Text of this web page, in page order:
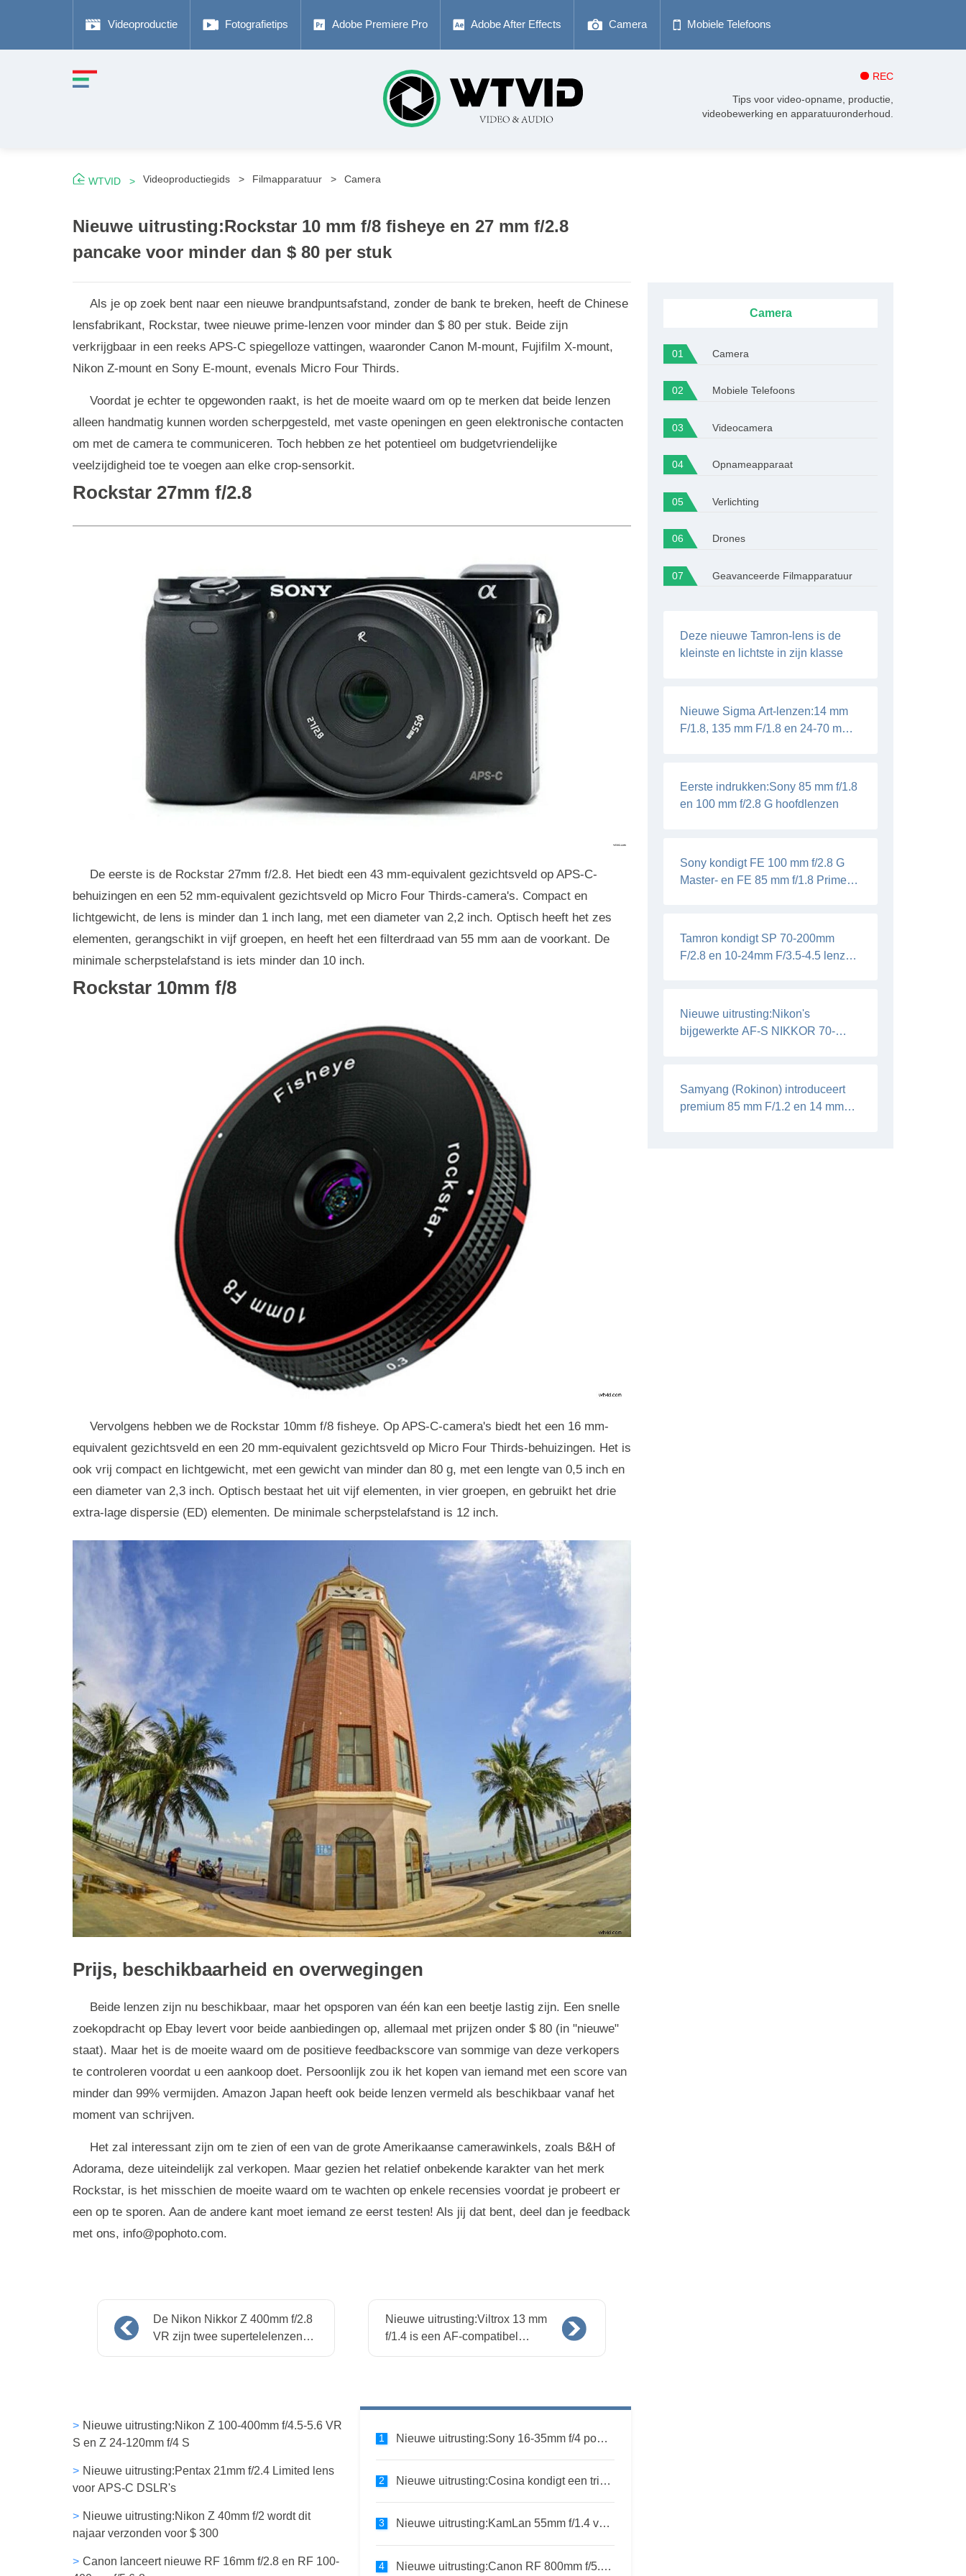
Videoproductie Fotografietips Adobe Premiere Pro Adobe After Effects Camera Mobiele Telefoons
REC
Tips voor video-opname, productie,
videobewerking en apparatuuronderhoud.
WTVID Videoproductiegids Filmapparatuur Camera
Nieuwe uitrusting:Rockstar 10 mm f/8 fisheye en 27 mm f/2.8
pancake voor minder dan $ 80 per stuk
Als je op zoek bent naar een nieuwe brandpuntsafstand, zonder de bank te breken, heeft de Chinese
lensfabrikant, Rockstar, twee nieuwe prime-lenzen voor minder dan $ 80 per stuk. Beide zijn
verkrijgbaar in een reeks APS-C spiegelloze vattingen, waaronder Canon M-mount, Fujifilm X-mount,
Nikon Z-mount en Sony E-mount, evenals Micro Four Thirds.
Voordat je echter te opgewonden raakt, is het de moeite waard om op te merken dat beide lenzen
alleen handmatig kunnen worden scherpgesteld, met vaste openingen en geen elektronische contacten
om met de camera te communiceren. Toch hebben ze het potentieel om budgetvriendelijke
veelzijdigheid toe te voegen aan elke crop-sensorkit.
Rockstar 27mm f/2.8
De eerste is de Rockstar 27mm f/2.8. Het biedt een 43 mm-equivalent gezichtsveld op APS-C-
behuizingen en een 52 mm-equivalent gezichtsveld op Micro Four Thirds-camera's. Compact en
lichtgewicht, de lens is minder dan 1 inch lang, met een diameter van 2,2 inch. Optisch heeft het zes
elementen, gerangschikt in vijf groepen, en heeft het een filterdraad van 55 mm aan de voorkant. De
minimale scherpstelafstand is iets minder dan 10 inch.
Rockstar 10mm f/8
Vervolgens hebben we de Rockstar 10mm f/8 fisheye. Op APS-C-camera's biedt het een 16 mm-
equivalent gezichtsveld en een 20 mm-equivalent gezichtsveld op Micro Four Thirds-behuizingen. Het is
ook vrij compact en lichtgewicht, met een gewicht van minder dan 80 g, met een lengte van 0,5 inch en
een diameter van 2,3 inch. Optisch bestaat het uit vijf elementen, in vier groepen, en gebruikt het drie
extra-lage dispersie (ED) elementen. De minimale scherpstelafstand is 12 inch.
Prijs, beschikbaarheid en overwegingen
Beide lenzen zijn nu beschikbaar, maar het opsporen van één kan een beetje lastig zijn. Een snelle
zoekopdracht op Ebay levert voor beide aanbiedingen op, allemaal met prijzen onder $ 80 (in "nieuwe"
staat). Maar het is de moeite waard om de positieve feedbackscore van sommige van deze verkopers
te controleren voordat u een aankoop doet. Persoonlijk zou ik het kopen van iemand met een score van
minder dan 99% vermijden. Amazon Japan heeft ook beide lenzen vermeld als beschikbaar vanaf het
moment van schrijven.
Het zal interessant zijn om te zien of een van de grote Amerikaanse camerawinkels, zoals B&H of
Adorama, deze uiteindelijk zal verkopen. Maar gezien het relatief onbekende karakter van het merk
Rockstar, is het misschien de moeite waard om te wachten op enkele recensies voordat je probeert er
een op te sporen. Aan de andere kant moet iemand ze eerst testen! Als jij dat bent, deel dan je feedback
met ons, info@pophoto.com.
De Nikon Nikkor Z 400mm f/2.8
VR zijn twee supertelelenzen in
één
Nieuwe uitrusting:Viltrox 13 mm
f/1.4 is een AF-compatibel
prime-objectief met snel
Nieuwe uitrusting:Nikon Z 100-400mm f/4.5-5.6 VR
S en Z 24-120mm f/4 S
Nieuwe uitrusting:Pentax 21mm f/2.4 Limited lens
voor APS-C DSLR's
Nieuwe uitrusting:Nikon Z 40mm f/2 wordt dit
najaar verzonden voor $ 300
Canon lanceert nieuwe RF 16mm f/2.8 en RF 100-
Nieuwe uitrusting:Sony 16-35mm f/4 powerzoom voor full-frame E-mount
Nieuwe uitrusting:Cosina kondigt een trio prime-lenzen aan voor Nikon Z-mount, één voor Fujifilm X-mount
Nieuwe uitrusting:KamLan 55mm f/1.4 voor Canon RF, Nikon Z, Sony E-mounts
Nieuwe uitrusting:Canon RF 800mm f/5.6L en 1200mm f/8L voor full-frame systeemcamera's
Camera
Camera
Mobiele Telefoons
Videocamera
Opnameapparaat
Verlichting
Drones
Geavanceerde Filmapparatuur
Deze nieuwe Tamron-lens is de
kleinste en lichtste in zijn klasse
Nieuwe Sigma Art-lenzen:14 mm
F/1.8, 135 mm F/1.8 en 24-70 mm
Eerste indrukken:Sony 85 mm f/1.8
en 100 mm f/2.8 G hoofdlenzen
Sony kondigt FE 100 mm f/2.8 G
Master- en FE 85 mm f/1.8 Prime-
Tamron kondigt SP 70-200mm
F/2.8 en 10-24mm F/3.5-4.5 lenzen
Nieuwe uitrusting:Nikon's
bijgewerkte AF-S NIKKOR 70-
Samyang (Rokinon) introduceert
premium 85 mm F/1.2 en 14 mm